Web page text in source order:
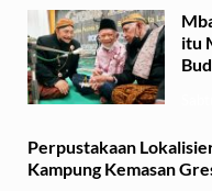
itu
Perpustakaan
Kampung Kemasan